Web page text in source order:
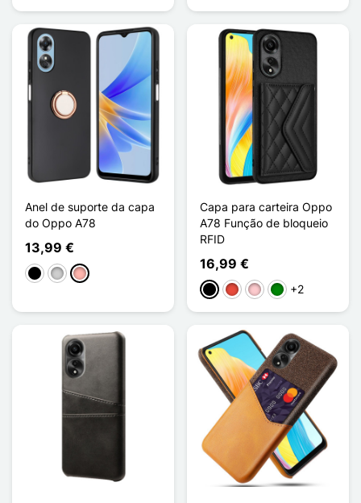
Anel de suporte da capa
do Oppo A78
13,99 €
PretoPrataOuro rosa
Capa para carteira Oppo
A78 Função de bloqueio
RFID
16,99 €
PretoVermelho
RosaVerde
+2